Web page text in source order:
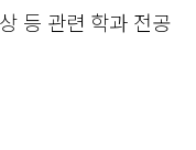
등 관련 학과 전공